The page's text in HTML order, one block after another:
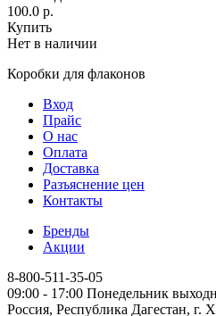
100.0 р.
Купить
Нет в наличии
Коробки для флаконов
Вход
Прайс
О нас
Оплата
Доставка
Разъяснение цен
Контакты
Бренды
Акции
8-800-511-35-05
09:00 - 17:00 Понедельник
Россия, Республика Дагестан, г.